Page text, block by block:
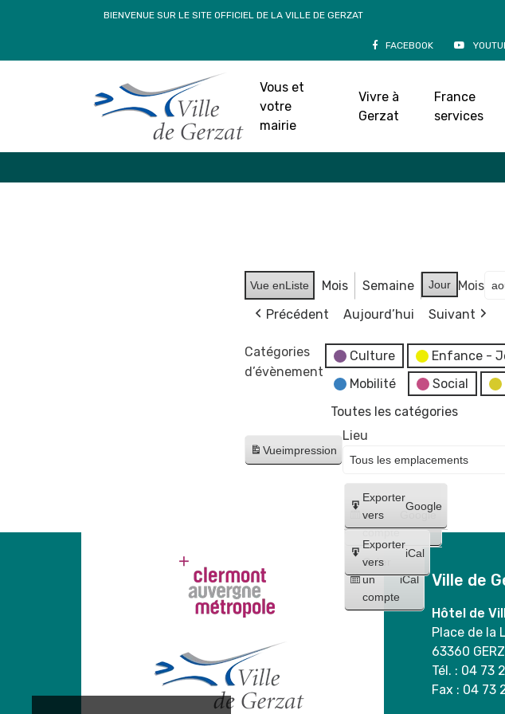
BIENVENUE SUR LE SITE OFFICIEL DE LA VILLE DE GERZAT
FACEBOOK
Vous et
votre
mairie
Vivre à
Gerzat
France
services
Vue enListe Mois Semaine Jour Mois
Précédent
Aujourd’hui Suivant
Catégories
d’évènement
Culture Enfance -
Mobilité
Social
Toutes les catégories
Vueimpression
Créer
un
compte
Google
Créer
un
compte
iCal
Exporter
vers
Google
Exporter
vers
iCal
Lieu
Ville de
Hôtel de
Place de la
63360
Tél. : 04 73
Fax : 04 73